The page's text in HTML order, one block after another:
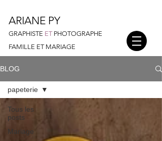
ARIANE PY
GRAPHISTE ET PHOTOGRAPHE
FAMILLE ET MARIAGE
BLOG
Tous les
posts
Mariage
papeterie